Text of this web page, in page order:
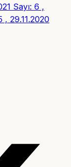
Sayı: 6 ,
, 29.11.2020